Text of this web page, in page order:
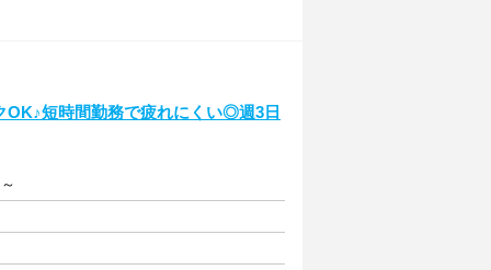
OK♪短時間勤務で疲れにくい◎週3日